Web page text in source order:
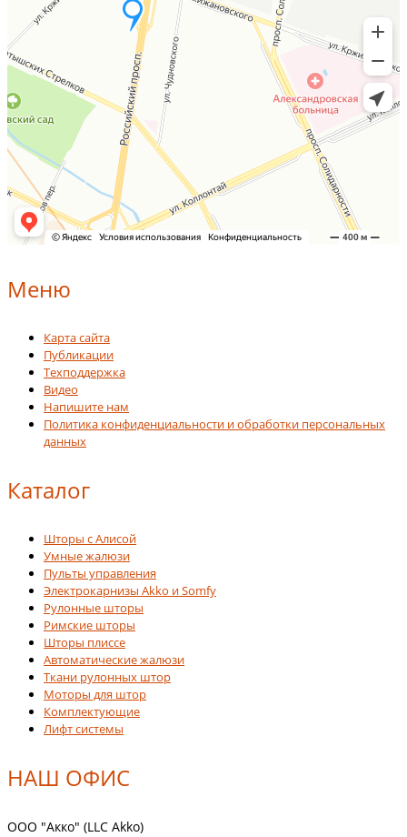
Меню
Карта сайта
Публикации
Техподдержка
Видео
Напишите нам
Политика конфиденциальности и обработки персональных
данных
Каталог
Шторы с Алисой
Умные жалюзи
Пульты управления
Электрокарнизы Akko и Somfy
Рулонные шторы
Римские шторы
Шторы плиссе
Автоматические жалюзи
Ткани рулонных штор
Моторы для штор
Комплектующие
Лифт системы
НАШ ОФИС
ООО "Акко" (LLC Akko)